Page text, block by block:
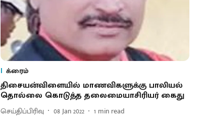
க்ரைம்
திசையன்விளையில் மாணவிகளுக்கு பாலியல்
தொல்லை கொடுத்த தலைமையாசிரியர் கைது
செய்திப்பிரிவு 08 Jan 2022 1 min read